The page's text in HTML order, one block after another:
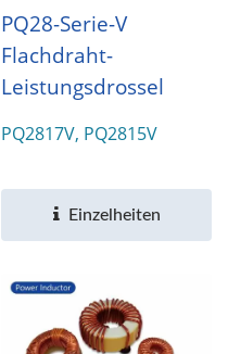
PQ28-Serie-V
Flachdraht-
Leistungsdrossel
PQ2817V, PQ2815V
Einzelheiten